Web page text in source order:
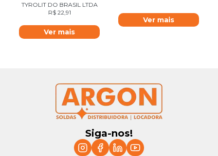
TYROLIT DO BRASIL LTDA
R$22,91
Ver mais
Ver mais
Siga-nos!